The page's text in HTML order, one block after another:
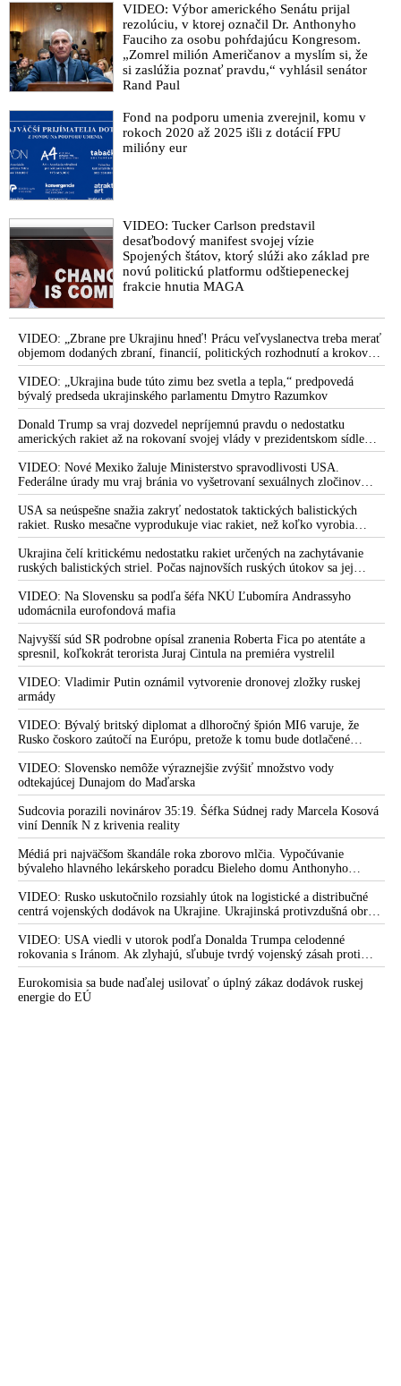
VIDEO: Výbor amerického Senátu prijal
rezolúciu, v ktorej označil Dr. Anthonyho
Fauciho za osobu pohŕdajúcu Kongresom.
„Zomrel milión Američanov a myslím si, že
si zaslúžia poznať pravdu,“ vyhlásil senátor
Rand Paul
Fond na podporu umenia zverejnil, komu v
rokoch 2020 až 2025 išli z dotácií FPU
milióny eur
VIDEO: Tucker Carlson predstavil
desaťbodový manifest svojej vízie
Spojených štátov, ktorý slúži ako základ pre
novú politickú platformu odštiepeneckej
frakcie hnutia MAGA
VIDEO: „Zbrane pre Ukrajinu hneď! Prácu veľvyslanectva treba merať
objemom dodaných zbraní, financií, politických rozhodnutí a krokov
tlaku na nepriateľa,“ povedal Volodymyr Zelenskyj zhromaždeným
ukrajinským diplomatom v Kyjeve. Donald Trump mu potom odkázal,
že USA Ukrajine nedodajú protiraketové systémy Patriot
VIDEO: „Ukrajina bude túto zimu bez svetla a tepla,“ predpovedá
bývalý predseda ukrajinského parlamentu Dmytro Razumkov
Donald Trump sa vraj dozvedel nepríjemnú pravdu o nedostatku
amerických rakiet až na rokovaní svojej vlády v prezidentskom sídle
Camp David v Marylande, a preto musel odložiť plánované útoky na
Irán. Prezident USA sa pre to údajne pohádal so šéfom Pentagónu, lebo
bol presvedčený o opaku
VIDEO: Nové Mexiko žaluje Ministerstvo spravodlivosti USA.
Federálne úrady mu vraj bránia vo vyšetrovaní sexuálnych zločinov
organizátora pedofilnej siete Jeffreyho Epsteina. Ten mal nariadiť, aby
dve dievčatá zo zahraničia, ktoré boli uškrtené počas drsného
fetišistického sexu, pochovali v blízkosti jeho ranča v tomto americkom
štáte
USA sa neúspešne snažia zakryť nedostatok taktických balistických
rakiet. Rusko mesačne vyprodukuje viac rakiet, než koľko vyrobia
všetci producenti systémov Patriot dohromady
Ukrajina čelí kritickému nedostatku rakiet určených na zachytávanie
ruských balistických striel. Počas najnovších ruských útokov sa jej
nepodarilo zostreliť ani jednu. Volodymyr Zelenskyj sa v zúfalstve snaží
prostredníctvom NATO zabezpečiť ich dodávky
VIDEO: Na Slovensku sa podľa šéfa NKÚ Ľubomíra Andrassyho
udomácnila eurofondová mafia
Najvyšší súd SR podrobne opísal zranenia Roberta Fica po atentáte a
spresnil, koľkokrát terorista Juraj Cintula na premiéra vystrelil
VIDEO: Vladimir Putin oznámil vytvorenie dronovej zložky ruskej
armády
VIDEO: Bývalý britský diplomat a dlhoročný špión MI6 varuje, že
Rusko čoskoro zaútočí na Európu, pretože k tomu bude dotlačené
rovnako, ako bolo dotlačené k invázii na Ukrajinu v roku 2022.
Zelenskyj medzitým v Kyjeve naliehal na zhromaždených diplomatov,
aby vo svete zháňali energie pre Ukrajinu na zimu. Putin vraj bude
mobilizovať a vojna sa do zimy pravdepodobne neskončí
VIDEO: Slovensko nemôže výraznejšie zvýšiť množstvo vody
odtekajúcej Dunajom do Maďarska
Sudcovia porazili novinárov 35:19. Šéfka Súdnej rady Marcela Kosová
viní Denník N z krivenia reality
Médiá pri najväčšom škandále roka zborovo mlčia. Vypočúvanie
bývaleho hlavného lekárskeho poradcu Bieleho domu Anthonyho
Fauciho pred výborom amerického Senátu väčšina médií ignorovala
VIDEO: Rusko uskutočnilo rozsiahly útok na logistické a distribučné
centrá vojenských dodávok na Ukrajine. Ukrajinská protivzdušná obrana
nedokázala počas ničivého nočného útoku na Kyjev a jeho okolie
zachytiť ani jednu ruskú raketu
VIDEO: USA viedli v utorok podľa Donalda Trumpa celodenné
rokovania s Iránom. Ak zlyhajú, sľubuje tvrdý vojenský zásah proti
Teheránu
Eurokomisia sa bude naďalej usilovať o úplný zákaz dodávok ruskej
energie do EÚ